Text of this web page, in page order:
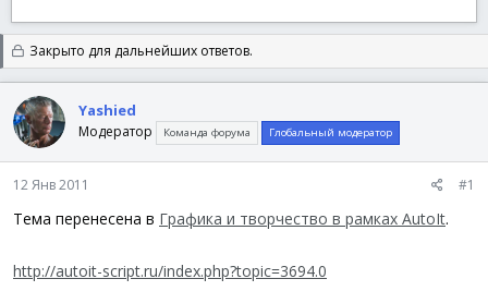
т
о
р
т
е
м
ы
т
а
н
а
ч
а
а
Закрыто для дальнейших ответов.
Yashied
Модератор Команда форума Глобальный модератор
12 Янв 2011 #1
Тема перенесена в Графика и творчество в рамках AutoIt.
http://autoit-script.ru/index.php?topic=3694.0